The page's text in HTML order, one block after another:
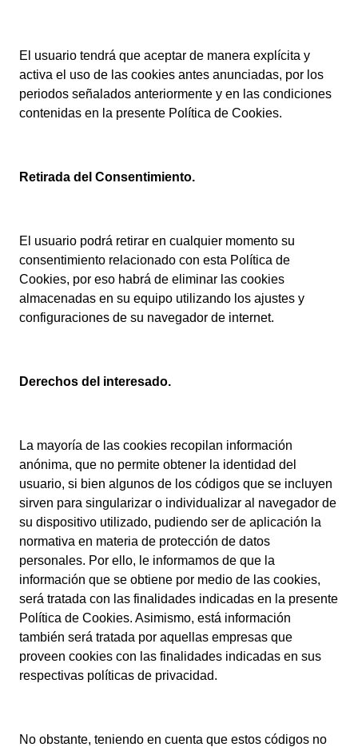
El usuario tendrá que aceptar de manera explícita y
activa el uso de las cookies antes anunciadas, por los
periodos señalados anteriormente y en las condiciones
contenidas en la presente Política de Cookies.
Retirada del Consentimiento.
El usuario podrá retirar en cualquier momento su
consentimiento relacionado con esta Política de
Cookies, por eso habrá de eliminar las cookies
almacenadas en su equipo utilizando los ajustes y
configuraciones de su navegador de internet.
Derechos del interesado.
La mayoría de las cookies recopilan información
anónima, que no permite obtener la identidad del
usuario, si bien algunos de los códigos que se incluyen
sirven para singularizar o individualizar al navegador de
su dispositivo utilizado, pudiendo ser de aplicación la
normativa en materia de protección de datos
personales. Por ello, le informamos de que la
información que se obtiene por medio de las cookies,
será tratada con las finalidades indicadas en la presente
Política de Cookies. Asimismo, está información
también será tratada por aquellas empresas que
proveen cookies con las finalidades indicadas en sus
respectivas políticas de privacidad.
No obstante, teniendo en cuenta que estos códigos no